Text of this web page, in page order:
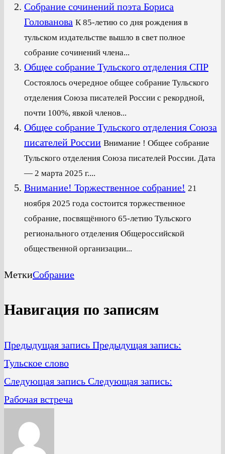
Собрание сочинений поэта Бориса
Голованова К 85-летию со дня рождения в
тульском издательстве вышло в свет полное
собрание сочинений члена...
Общее собрание Тульского отделения СПР
Состоялось очередное общее собрание Тульского
отделения Союза писателей России с рекордной,
почти 100%, явкой членов...
Общее собрание Тульского отделения Союза
писателей России Внимание ! Общее собрание
Тульского отделения Союза писателей России. Дата
— 2 марта 2025 г....
Внимание! Торжественное собрание! 21
ноября 2025 года состоится торжественное
собрание, посвящённого 65-летию Тульского
регионального отделения Общероссийской
общественной организации...
МеткиСобрание
Навигация по записям
Предыдущая запись Предыдущая запись:
Тульское слово
Следующая запись Следующая запись:
Рабочая встреча